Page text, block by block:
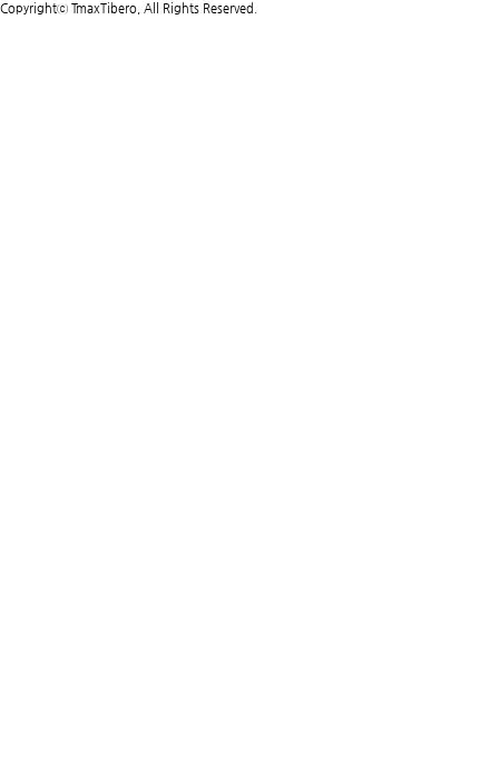
Copyrightⓒ TmaxTibero, All Rights Reserved.